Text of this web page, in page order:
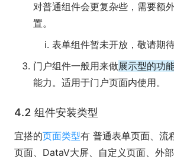
对普通组件会更复杂些，需要额
置。
表单组件暂未开放，敬请期待
门户组件一般用来做展示型的功
能力。适用于门户页面内使用。
4.2 组件安装类型
宜搭的页面类型有 普通表单页面、流
页面、DataV大屏、自定义页面、外部